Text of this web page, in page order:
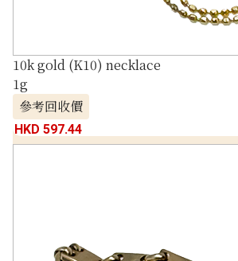
10k gold (K10) necklace
1g
參考回收價
HKD 597.44